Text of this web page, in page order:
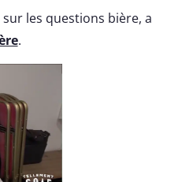
les questions bière, a
.